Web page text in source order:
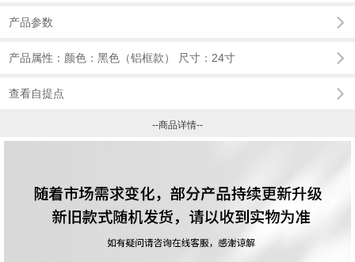
产品参数
产品属性：颜色：黑色（铝框款） 尺寸：24寸
查看自提点
--商品详情--